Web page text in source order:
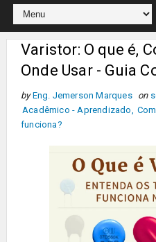
Varistor: O que é,
Onde Usar - Guia
by Eng. Jemerson Marques on
Acadêmico - Aprendizado
funciona?